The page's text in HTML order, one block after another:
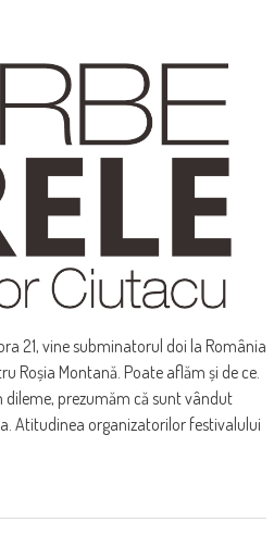
21, vine subminatorul doi la România
Roșia Montană. Poate aflăm și de ce.
dileme, prezumăm că sunt vândut
Atitudinea organizatorilor festivalului